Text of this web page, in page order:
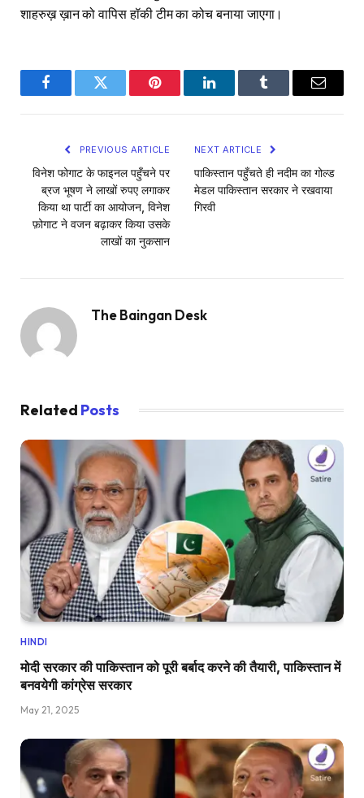
शाहरुख़ ख़ान को वापिस हॉकी टीम का कोच बनाया जाएगा।
FacebookTwitter Pinterest LinkedInTumblr Email
PREVIOUS ARTICLE
विनेश फोगाट के फाइनल पहुँचने पर
ब्रज भूषण ने लाखों रुपए लगाकर
किया था पार्टी का आयोजन, विनेश
फ़ोगाट ने वजन बढ़ाकर किया उसके
लाखों का नुकसान
NEXT ARTICLE
पाकिस्तान पहुँचते ही नदीम का गोल्ड
मेडल पाकिस्तान सरकार ने रखवाया
गिरवी
The Baingan Desk
Related Posts
HINDI
मोदी सरकार की पाकिस्तान को पूरी बर्बाद करने की तैयारी, पाकिस्तान में
बनवयेगी कांग्रेस सरकार
May 21, 2025